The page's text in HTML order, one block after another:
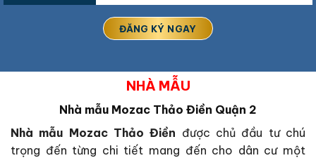
NHÀ MẪU
Nhà mẫu Mozac Thảo Điền Quận 2
Nhà mẫu Mozac Thảo Điền được chủ đầu tư chú
trọng đến từng chi tiết mang đến cho dân cư một